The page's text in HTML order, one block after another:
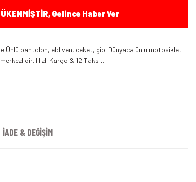
Gelince Haber Ver
Ünlü pantolon, eldiven, ceket, gibi Dünyaca ünlü motosiklet
Hızlı Kargo & 12 Taksit.
İADE & DEĞİŞİM